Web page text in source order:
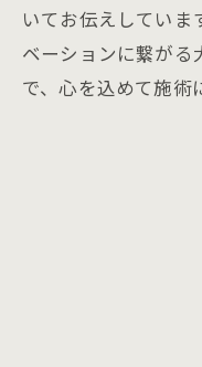
いてお伝えしてい
ベーションに繋がる
で、心を込めて施術